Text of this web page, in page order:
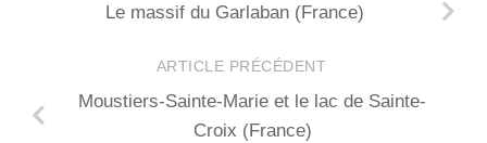
Le massif du Garlaban (France)
ARTICLE PRÉCÉDENT
Moustiers-Sainte-Marie et le lac de Sainte-
Croix (France)